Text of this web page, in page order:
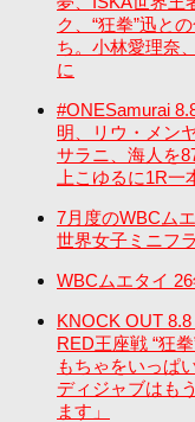
ク、“狂拳”迅と
ち。小林愛理奈
に
#ONESamurai
明、リウ・メン
サラニ、海人を
上こゆるに1R
7月度のWBCム
世界女子ミニフ
WBCムエタイ
KNOCK OUT
RED王座戦 “狂
もちゃをいっぱ
ディジャブはも
ます」